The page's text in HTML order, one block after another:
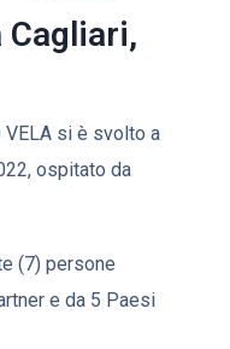
VELA si è svolto a
ospitato da
(7) persone
e da 5 Paesi